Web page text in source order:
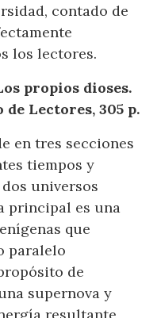
contado de
los lectores.
propios dioses.
Lectores, 305 p.
en tres secciones
tiempos y
universos
principal es una
que
paralelo
de
supernova y
resultante